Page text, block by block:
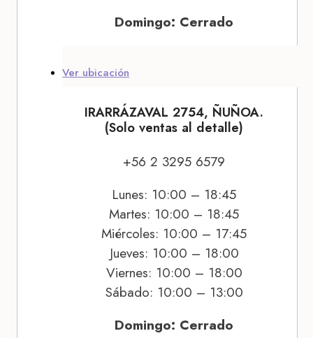
Domingo: Cerrado
Ver ubicación
IRARRÁZAVAL 2754, ÑUÑOA.
(Solo ventas al detalle)
+56 2 3295 6579
Lunes: 10:00 – 18:45
Martes: 10:00 – 18:45
Miércoles: 10:00 – 17:45
Jueves: 10:00 – 18:00
Viernes: 10:00 – 18:00
Sábado: 10:00 – 13:00
Domingo: Cerrado